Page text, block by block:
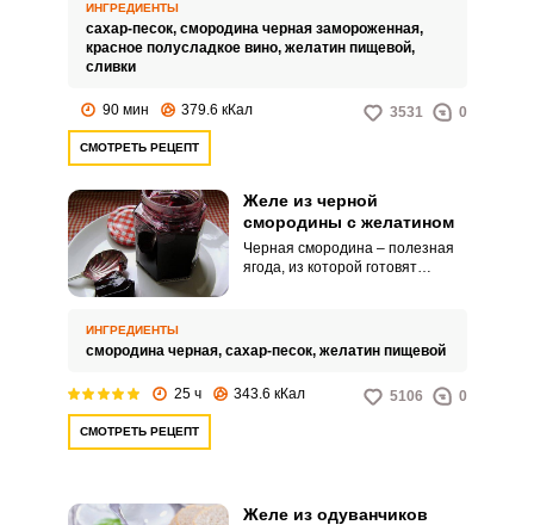
добавляют ванильный сахар,
вина, ликеры.
ИНГРЕДИЕНТЫ
сахар-песок, смородина черная замороженная,
красное полусладкое вино, желатин пищевой,
сливки
90 мин 379.6 кКал 3531 0
СМОТРЕТЬ РЕЦЕПТ
Желе из черной
смородины с желатином
Черная смородина – полезная
ягода, из которой готовят
приготовления различных
начинок для домашней выпечки.
ИНГРЕДИЕНТЫ
смородина черная, сахар-песок, желатин пищевой
25 ч 343.6 кКал 5106 0
СМОТРЕТЬ РЕЦЕПТ
Желе из одуванчиков